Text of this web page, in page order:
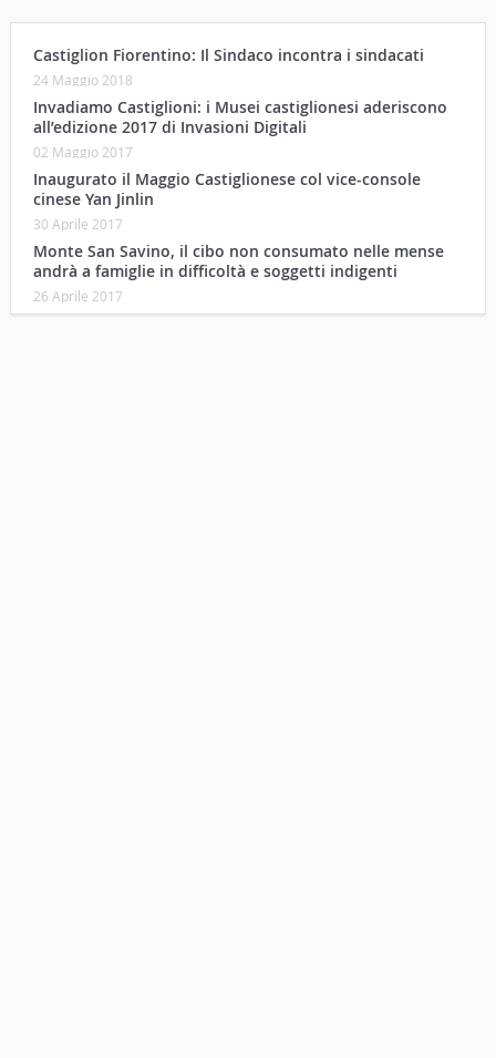
Castiglion Fiorentino: Il Sindaco incontra i sindacati
24 Maggio 2018
Invadiamo Castiglioni: i Musei castiglionesi aderiscono
all’edizione 2017 di Invasioni Digitali
02 Maggio 2017
Inaugurato il Maggio Castiglionese col vice-console
cinese Yan Jinlin
30 Aprile 2017
Monte San Savino, il cibo non consumato nelle mense
andrà a famiglie in difficoltà e soggetti indigenti
26 Aprile 2017